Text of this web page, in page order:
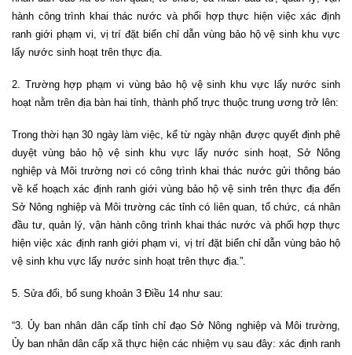
hành công trình khai thác nước và phối hợp thực hiện việc xác định
ranh giới phạm vi, vị trí đặt biển chỉ dẫn vùng bảo hộ vệ sinh khu vực
lấy nước sinh hoạt trên thực địa.
2. Trường hợp phạm vi vùng bảo hộ vệ sinh khu vực lấy nước sinh
hoạt nằm trên địa bàn hai tỉnh, thành phố trực thuộc trung ương trở lên:
Trong thời hạn 30 ngày làm việc, kể từ ngày nhận được quyết định phê
duyệt vùng bảo hộ vệ sinh khu vực lấy nước sinh hoạt, Sở Nông
nghiệp và Môi trường nơi có công trình khai thác nước gửi thông báo
về kế hoạch xác định ranh giới vùng bảo hộ vệ sinh trên thực địa đến
Sở Nông nghiệp và Môi trường các tỉnh có liên quan, tổ chức, cá nhân
đầu tư, quản lý, vận hành công trình khai thác nước và phối hợp thực
hiện việc xác định ranh giới phạm vi, vị trí đặt biển chỉ dẫn vùng bảo hộ
vệ sinh khu vực lấy nước sinh hoạt trên thực địa.”.
5. Sửa đổi, bổ sung khoản 3 Điều 14 như sau:
“3. Ủy ban nhân dân cấp tỉnh chỉ đạo Sở Nông nghiệp và Môi trường,
Ủy ban nhân dân cấp xã thực hiện các nhiệm vụ sau đây: xác định ranh